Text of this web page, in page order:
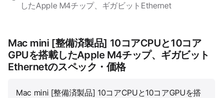
したApple M4チップ、ギガビットEthernet
Mac mini [整備済製品] 10コアCPUと10コア
GPUを搭載したApple M4チップ、ギガビット
Ethernetのスペック・価格
Mac mini [整備済製品] 10コアCPUと10コアGPUを搭